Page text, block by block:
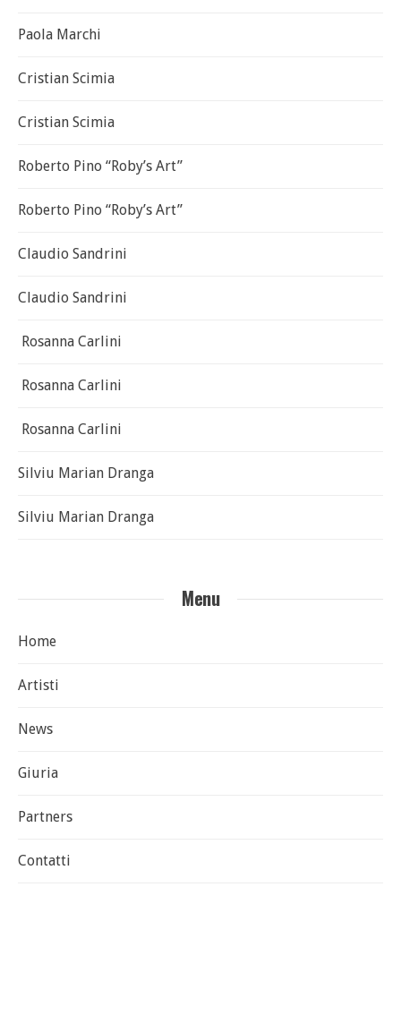
Paola Marchi
Cristian Scimia
Cristian Scimia
Roberto Pino “Roby’s Art”
Roberto Pino “Roby’s Art”
Claudio Sandrini
Claudio Sandrini
Rosanna Carlini
Rosanna Carlini
Rosanna Carlini
Silviu Marian Dranga
Silviu Marian Dranga
Menu
Home
Artisti
News
Giuria
Partners
Contatti